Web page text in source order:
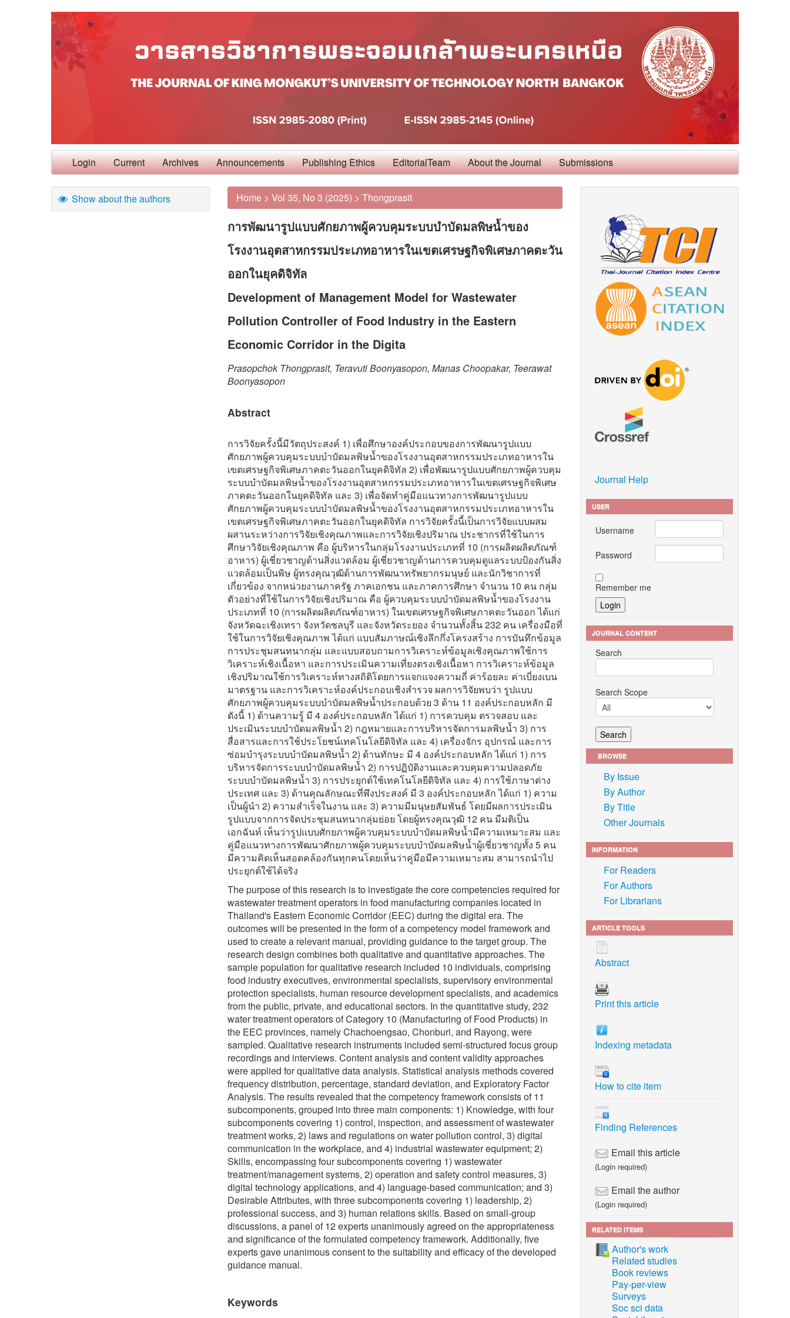
Login Current Archives Announcements Publishing Ethics EditorialTeam About the Journal Submissions
Show about the authors Home > Vol 35, No 3 (2025) > Thongprasit
การพัฒนารูปแบบศักยภาพผู้ควบคุมระบบบำบัดมลพิษน้ำของ
โรงงานอุตสาหกรรมประเภทอาหารในเขตเศรษฐกิจพิเศษภาคตะวัน
ออกในยุคดิจิทัล
Development of Management Model for Wastewater
Pollution Controller of Food Industry in the Eastern
Economic Corridor in the Digita
Prasopchok Thongprasit, Teravuti Boonyasopon, Manas Choopakar, Teerawat
Boonyasopon
Abstract
การวิจัยครั้งนี้มีวัตถุประสงค์ 1) เพื่อศึกษาองค์ประกอบของการพัฒนารูปแบบ
ศักยภาพผู้ควบคุมระบบบำบัดมลพิษน้ำของโรงงานอุตสาหกรรมประเภทอาหารใน
เขตเศรษฐกิจพิเศษภาคตะวันออกในยุคดิจิทัล 2) เพื่อพัฒนารูปแบบศักยภาพผู้ควบคุม
ระบบบำบัดมลพิษน้ำของโรงงานอุตสาหกรรมประเภทอาหารในเขตเศรษฐกิจพิเศษ
ภาคตะวันออกในยุคดิจิทัล และ 3) เพื่อจัดทำคู่มือแนวทางการพัฒนารูปแบบ
ศักยภาพผู้ควบคุมระบบบำบัดมลพิษน้ำของโรงงานอุตสาหกรรมประเภทอาหารใน
เขตเศรษฐกิจพิเศษภาคตะวันออกในยุคดิจิทัล การวิจัยครั้งนี้เป็นการวิจัยแบบผสม
ผสานระหว่างการวิจัยเชิงคุณภาพและการวิจัยเชิงปริมาณ ประชากรที่ใช้ในการ
ศึกษาวิจัยเชิงคุณภาพ คือ ผู้บริหารในกลุ่มโรงงานประเภทที่ 10 (การผลิตผลิตภัณฑ์
อาหาร) ผู้เชี่ยวชาญด้านสิ่งแวดล้อม ผู้เชี่ยวชาญด้านการควบคุมดูแลระบบป้องกันสิ่ง
แวดล้อมเป็นพิษ ผู้ทรงคุณวุฒิด้านการพัฒนาทรัพยากรมนุษย์ และนักวิชาการที่
เกี่ยวข้อง จากหน่วยงานภาครัฐ ภาคเอกชน และภาคการศึกษา จำนวน 10 คน กลุ่ม
ตัวอย่างที่ใช้ในการวิจัยเชิงปริมาณ คือ ผู้ควบคุมระบบบำบัดมลพิษน้ำของโรงงาน
ประเภทที่ 10 (การผลิตผลิตภัณฑ์อาหาร) ในเขตเศรษฐกิจพิเศษภาคตะวันออก ได้แก่
จังหวัดฉะเชิงเทรา จังหวัดชลบุรี และจังหวัดระยอง จำนวนทั้งสิ้น 232 คน เครื่องมือที่
ใช้ในการวิจัยเชิงคุณภาพ ได้แก่ แบบสัมภาษณ์เชิงลึกกึ่งโครงสร้าง การบันทึกข้อมูล
การประชุมสนทนากลุ่ม และแบบสอบถามการวิเคราะห์ข้อมูลเชิงคุณภาพใช้การ
วิเคราะห์เชิงเนื้อหา และการประเมินความเที่ยงตรงเชิงเนื้อหา การวิเคราะห์ข้อมูล
เชิงปริมาณใช้การวิเคราะห์ทางสถิติโดยการแจกแจงความถี่ ค่าร้อยละ ค่าเบี่ยงเบน
มาตรฐาน และการวิเคราะห์องค์ประกอบเชิงสำรวจ ผลการวิจัยพบว่า รูปแบบ
ศักยภาพผู้ควบคุมระบบบำบัดมลพิษน้ำประกอบด้วย 3 ด้าน 11 องค์ประกอบหลัก มี
ดังนี้ 1) ด้านความรู้ มี 4 องค์ประกอบหลัก ได้แก่ 1) การควบคุม ตรวจสอบ และ
ประเมินระบบบำบัดมลพิษน้ำ 2) กฎหมายและการบริหารจัดการมลพิษน้ำ 3) การ
สื่อสารและการใช้ประโยชน์เทคโนโลยีดิจิทัล และ 4) เครื่องจักร อุปกรณ์ และการ
ซ่อมบำรุงระบบบำบัดมลพิษน้ำ 2) ด้านทักษะ มี 4 องค์ประกอบหลัก ได้แก่ 1) การ
บริหารจัดการระบบบำบัดมลพิษน้ำ 2) การปฏิบัติงานและควบคุมความปลอดภัย
ระบบบำบัดมลพิษน้ำ 3) การประยุกต์ใช้เทคโนโลยีดิจิทัล และ 4) การใช้ภาษาต่าง
ประเทศ และ 3) ด้านคุณลักษณะที่พึงประสงค์ มี 3 องค์ประกอบหลัก ได้แก่ 1) ความ
เป็นผู้นำ 2) ความสำเร็จในงาน และ 3) ความมีมนุษยสัมพันธ์ โดยมีผลการประเมิน
รูปแบบจากการจัดประชุมสนทนากลุ่มย่อย โดยผู้ทรงคุณวุฒิ 12 คน มีมติเป็น
เอกฉันท์ เห็นว่ารูปแบบศักยภาพผู้ควบคุมระบบบำบัดมลพิษน้ำมีความเหมาะสม และ
คู่มือแนวทางการพัฒนาศักยภาพผู้ควบคุมระบบบำบัดมลพิษน้ำผู้เชี่ยวชาญทั้ง 5 คน
มีความคิดเห็นสอดคล้องกันทุกคนโดยเห็นว่าคู่มือมีความเหมาะสม สามารถนำไป
ประยุกต์ใช้ได้จริง
The purpose of this research is to investigate the core competencies required for
wastewater treatment operators in food manufacturing companies located in
Thailand's Eastern Economic Corridor (EEC) during the digital era. The
outcomes will be presented in the form of a competency model framework and
used to create a relevant manual, providing guidance to the target group. The
research design combines both qualitative and quantitative approaches. The
sample population for qualitative research included 10 individuals, comprising
food industry executives, environmental specialists, supervisory environmental
protection specialists, human resource development specialists, and academics
from the public, private, and educational sectors. In the quantitative study, 232
water treatment operators of Category 10 (Manufacturing of Food Products) in
the EEC provinces, namely Chachoengsao, Chonburi, and Rayong, were
sampled. Qualitative research instruments included semi-structured focus group
recordings and interviews. Content analysis and content validity approaches
were applied for qualitative data analysis. Statistical analysis methods covered
frequency distribution, percentage, standard deviation, and Exploratory Factor
Analysis. The results revealed that the competency framework consists of 11
subcomponents, grouped into three main components: 1) Knowledge, with four
subcomponents covering 1) control, inspection, and assessment of wastewater
treatment works, 2) laws and regulations on water pollution control, 3) digital
communication in the workplace, and 4) industrial wastewater equipment; 2)
Skills, encompassing four subcomponents covering 1) wastewater
treatment/management systems, 2) operation and safety control measures, 3)
digital technology applications, and 4) language-based communication; and 3)
Desirable Attributes, with three subcomponents covering 1) leadership, 2)
professional success, and 3) human relations skills. Based on small-group
discussions, a panel of 12 experts unanimously agreed on the appropriateness
and significance of the formulated competency framework. Additionally, five
experts gave unanimous consent to the suitability and efficacy of the developed
guidance manual.
Keywords
Journal Help
USER
Username
Password
Remember me
JOURNAL CONTENT
Search
Search Scope
BROWSE
By Issue
By Author
By Title
Other Journals
INFORMATION
For Readers
For Authors
For Librarians
ARTICLE TOOLS
Abstract
Print this article
Indexing metadata
How to cite item
Finding References
Email this article
(Login required)
Email the author
(Login required)
RELATED ITEMS
Author's work
Related studies
Book reviews
Pay-per-view
Surveys
Soc sci data